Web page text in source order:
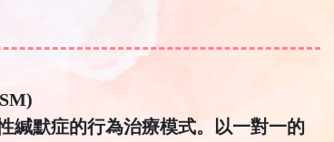
緘默症的行為治療模式。以一對一的